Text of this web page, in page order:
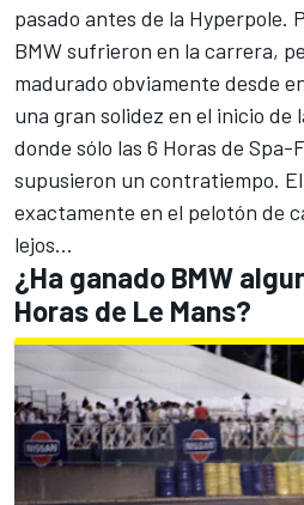
pasado antes de la Hyperpole.
BMW sufrieron en la carrera,
madurado obviamente desde
una gran solidez en el inicio de
donde sólo las 6 Horas de
supusieron un contratiempo.
exactamente en el pelotón de
lejos...
¿Ha ganado BMW
Horas de Le Mans?